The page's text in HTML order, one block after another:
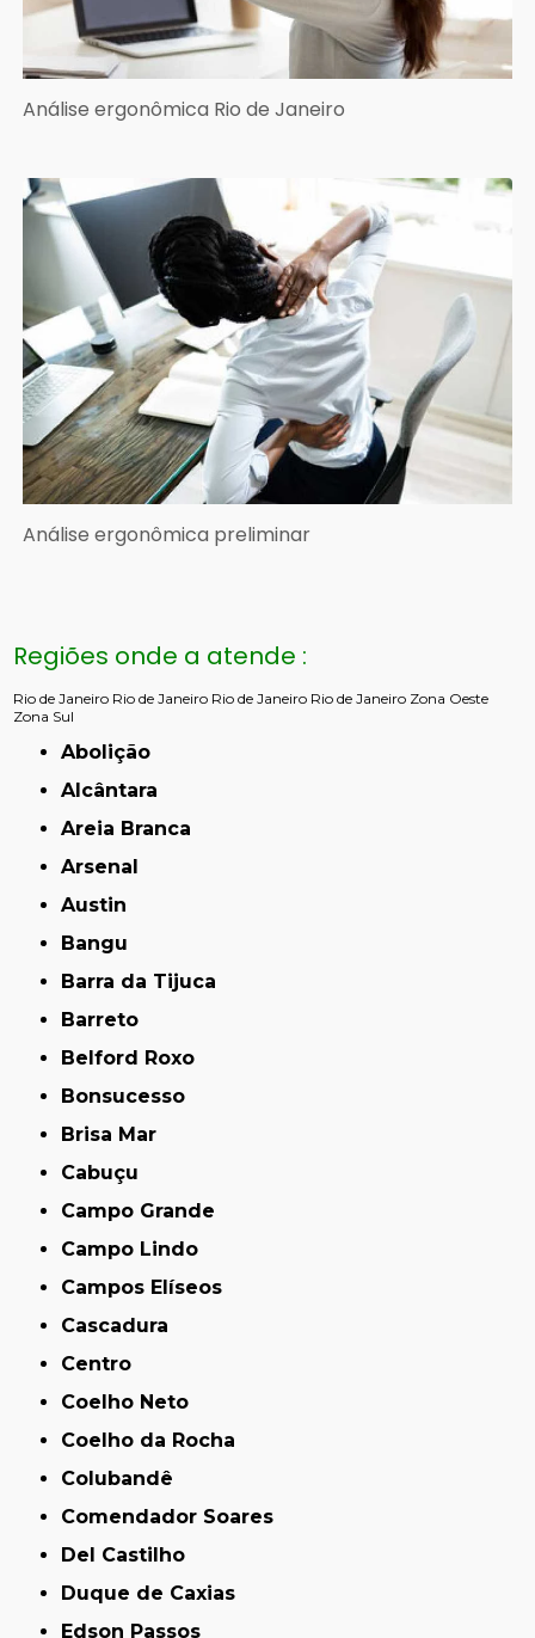
Análise ergonômica Rio de Janeiro
Análise ergonômica preliminar
Regiões onde a atende :
Rio de Janeiro Rio de Janeiro Rio de Janeiro Rio de Janeiro Zona Oeste
Zona Sul
Abolição
Alcântara
Areia Branca
Arsenal
Austin
Bangu
Barra da Tijuca
Barreto
Belford Roxo
Bonsucesso
Brisa Mar
Cabuçu
Campo Grande
Campo Lindo
Campos Elíseos
Cascadura
Centro
Coelho Neto
Coelho da Rocha
Colubandê
Comendador Soares
Del Castilho
Duque de Caxias
Edson Passos